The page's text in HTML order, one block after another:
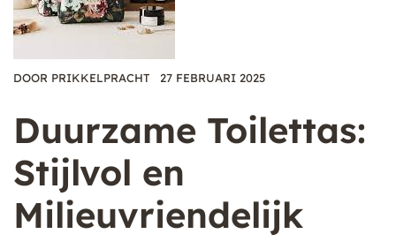
DOOR PRIKKELPRACHT 27 FEBRUARI 2025
Duurzame Toilettas:
Stijlvol en
Milieuvriendelijk